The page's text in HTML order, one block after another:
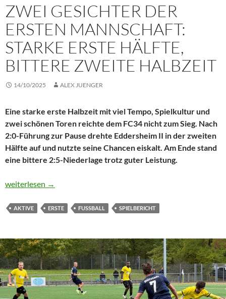
ZWEI GESICHTER DER
ERSTEN MANNSCHAFT:
STARKE ERSTE HÄLFTE,
BITTERE ZWEITE HALBZEIT
14/10/2025 ALEX JUENGER
Eine starke erste Halbzeit mit viel Tempo, Spielkultur und
zwei schönen Toren reichte dem FC34 nicht zum Sieg. Nach
2:0-Führung zur Pause drehte Eddersheim II in der zweiten
Hälfte auf und nutzte seine Chancen eiskalt. Am Ende stand
eine bittere 2:5-Niederlage trotz guter Leistung.
Zwei Gesichter der Ersten Mannschaft: starke erste Hälfte,
weiterlesen →
AKTIVE ERSTE FUSSBALL SPIELBERICHT